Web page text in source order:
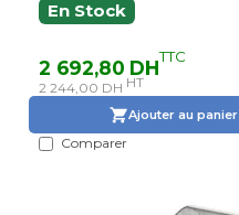
En Stock
2 692,80 DHTTC
2 244,00 DH HT
Ajouter au panier
Comparer